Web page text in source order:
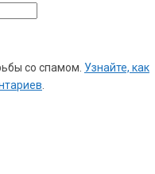
со спамом. Узнайте, как